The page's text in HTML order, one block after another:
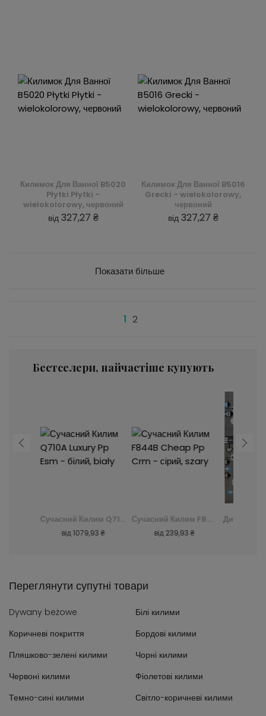
Килимок Для Ванної B5020
Płytki Płytki -
wielokolorowy, червоний
від 327,27 ₴
Килимок Для Ванної B5016
Grecki - wielokolorowy,
червоний
від 327,27 ₴
Показати більше
1 2
Бестселери, найчастіше купують
Сучасний Килим Q710A Luxury Pp Esm - білий, biały
від1079,93 ₴
Сучасний Килим F844B Cheap Pp Crm - сірий, szary
від239,93 ₴
Переглянути супутні товари
Dywany beżowe
Білі килими
Коричневі покриття
Бордові килими
Пляшково-зелені килими
Чорні килими
Червоні килими
Фіолетові килими
Темно-сині килими
Світло-коричневі килими